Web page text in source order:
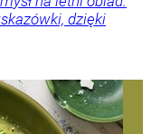
dzięki